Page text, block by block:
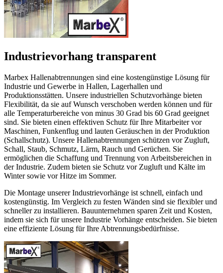
Industrievorhang transparent
Marbex Hallenabtrennungen sind eine kostengünstige Lösung für
Industrie und Gewerbe in Hallen, Lagerhallen und
Produktionsstätten. Unsere industriellen Schutzvorhänge bieten
Flexibilität, da sie auf Wunsch verschoben werden können und für
alle Temperaturbereiche von minus 30 Grad bis 60 Grad geeignet
sind. Sie bieten einen effektiven Schutz für Ihre Mitarbeiter vor
Maschinen, Funkenflug und lauten Geräuschen in der Produktion
(Schallschutz). Unsere Hallenabtrennungen schützen vor Zugluft,
Schall, Staub, Schmutz, Lärm, Rauch und Gerüchen. Sie
ermöglichen die Schaffung und Trennung von Arbeitsbereichen in
der Industrie. Zudem bieten sie Schutz vor Zugluft und Kälte im
Winter sowie vor Hitze im Sommer.
Die Montage unserer Industrievorhänge ist schnell, einfach und
kostengünstig. Im Vergleich zu festen Wänden sind sie flexibler und
schneller zu installieren. Bauunternehmen sparen Zeit und Kosten,
indem sie sich für unsere Industrie Vorhänge entscheiden. Sie bieten
eine effiziente Lösung für Ihre Abtrennungsbedürfnisse.